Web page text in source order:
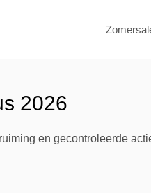
2026
en gecontroleerde